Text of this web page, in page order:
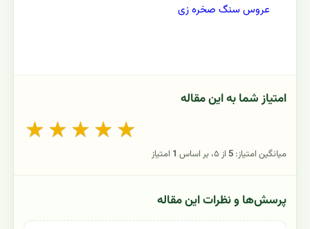
عروس سنگ صخره زی
امتیاز شما به این مقاله
★ ★ ★ ★ ★
میانگین امتیاز: 5از ۵، بر اساس 1 امتیاز
پرسش‌ها و نظرات این مقاله